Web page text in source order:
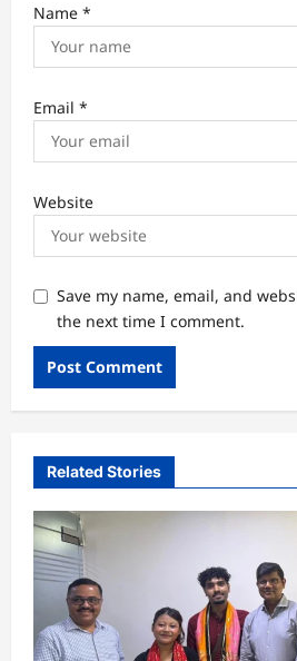
Name *
Email *
Website
Save my name, email, and
the next time I comment.
Related Stories